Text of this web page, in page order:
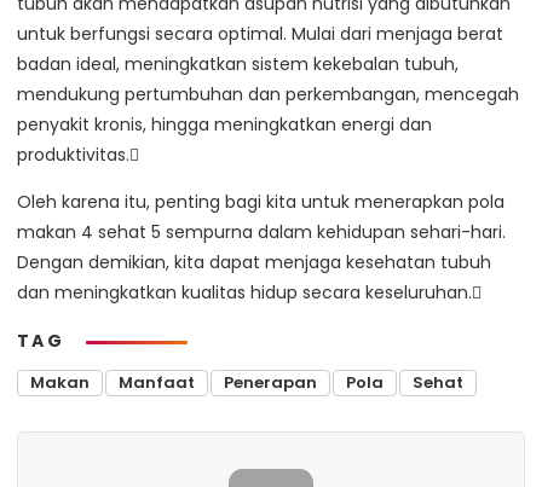
untuk berfungsi secara optimal. Mulai dari menjaga berat
badan ideal, meningkatkan sistem kekebalan tubuh,
mendukung pertumbuhan dan perkembangan, mencegah
penyakit kronis, hingga meningkatkan energi dan
produktivitas.
Oleh karena itu, penting bagi kita untuk menerapkan pola
makan 4 sehat 5 sempurna dalam kehidupan sehari-hari.
Dengan demikian, kita dapat menjaga kesehatan tubuh
dan meningkatkan kualitas hidup secara keseluruhan.
TAG
Makan Manfaat Penerapan Pola Sehat